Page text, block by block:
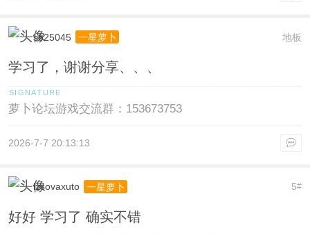
地板
sb25045 一星萝卜
学习了，谢谢分享、、、
萝卜论坛游戏交流群：153673753
2026-7-7 20:13:13
5#
izsovaxuto 一星萝卜
好好 学习了 确实不错